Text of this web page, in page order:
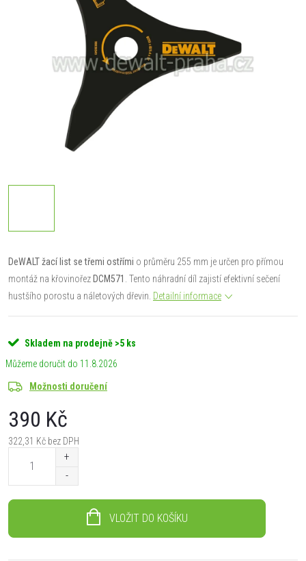
DeWALT žací list se třemi ostřími o průměru 255 mm je určen pro přímou
montáž na křovinořez DCM571 . Tento náhradní díl zajistí efektivní sečení
hustšího porostu a náletových dřevin. Detailní informace
Skladem na prodejně >5 ks
11.8.2026
Možnosti doručení
390 Kč
322,31 Kč bez DPH
VLOŽIT DO KOŠÍKU